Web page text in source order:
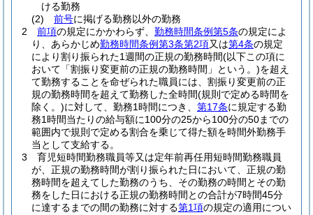
ける勤務
(2)
前号に掲げる勤務以外の勤務
2
前項の規定にかかわらず、 勤務時間条例第5条の規定によ
り、あらかじめ勤務時間条例第3条第2項又は第4条の規定
により割り振られた1週間の正規の勤務時間(以下この項に
おいて「割振り変更前の正規の勤務時間」という。)を超え
て勤務することを命ぜられた職員には、割振り変更前の正
規の勤務時間を超えて勤務した全時間(規則で定める時間を
除く。)に対して、勤務1時間につき、 第17条に規定する勤
務1時間当たりの給与額に100分の25から100分の50までの
範囲内で規則で定める割合を乗じて得た額を時間外勤務手
当として支給する。
3
育児短時間勤務職員等又は定年前再任用短時間勤務職員
が、正規の勤務時間が割り振られた日において、正規の勤
務時間を超えてした勤務のうち、その勤務の時間とその勤
務をした日における正規の勤務時間との合計が7時間45分
に達するまでの間の勤務に対する第1項の規定の適用につい